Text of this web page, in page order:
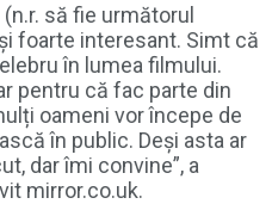
să fie următorul
foarte interesant. Simt că
în lumea filmului.
pentru că fac parte din
oameni vor începe de
în public. Deși asta ar
dar îmi convine”, a
mirror.co.uk.